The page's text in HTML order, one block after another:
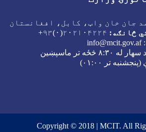
جان خان واټ، کابل، افغانستان
څانګه:
:
info@mcit.gov.af
د سهار له ۸:۳۰ څځه تر ماسپښین
(پنجشنبه تر ۰۱:۰۰)
Copyright © 2018 | MCIT. All